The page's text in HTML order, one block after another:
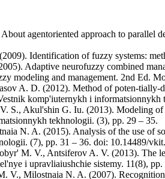
agentoriented approach to
Identification of fuzzy systems:
Adaptive neurofuzzy combined
modeling and management. 2nd Ed.
A. D. (2012). Method of poten-tially-
komp'iuternykh i informatsionnykh
S., Akul'shin G. Iu. (2013). Modeling of
tekhnologii. (3), pp. 29 – 35.
N. A. (2015). Analysis of the use of
(7), pp. 31 – 36. doi: 10.14489/
M. V., Antsiferov A. V. (2013). The
i upravliaiushchie sistemy. 11(8), pp.
V., Milostnaia N. A. (2007).